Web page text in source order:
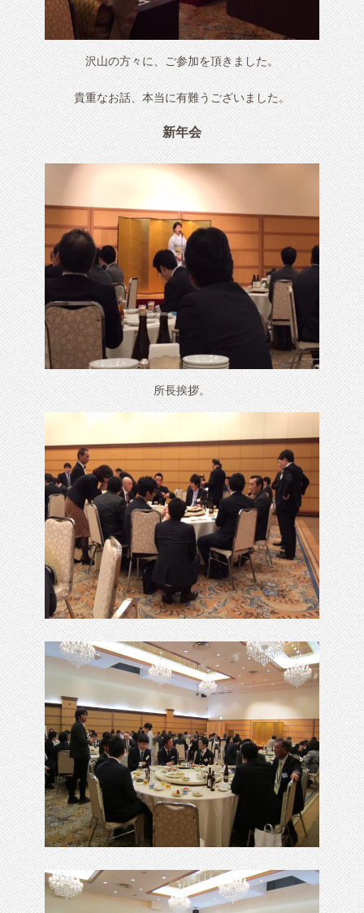
沢山の方々に、ご参加を頂きました。
貴重なお話、本当に有難うございました。
新年会
所長挨拶。